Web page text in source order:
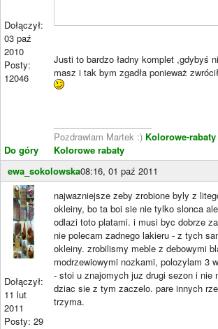
Dołączył:
03 paź
2010
Posty:
12046
Do góry
Justi to bardzo ładny komplet ,gdybyś
masz i tak bym zgadła ponieważ
Pozdrawiam Martek :) Kolorowe-rabaty
Kolorowe rabaty
ewa_sokolowska08:16, 01 paź 2011
Dołączył:
11 lut
2011
Posty: 29
najwazniejsze zeby zrobione byly z
okleiny, bo ta boi sie nie tylko slonca
odlazi toto platami. i musi byc dobrze
nie polecam zadnego lakieru - z tych
okleiny. zrobilismy meble z debowymi
modrzewiowymi nozkami, polozylam 3
- stoi u znajomych juz drugi sezon i nie
dziac sie z tym zaczelo. pare innych
trzyma.